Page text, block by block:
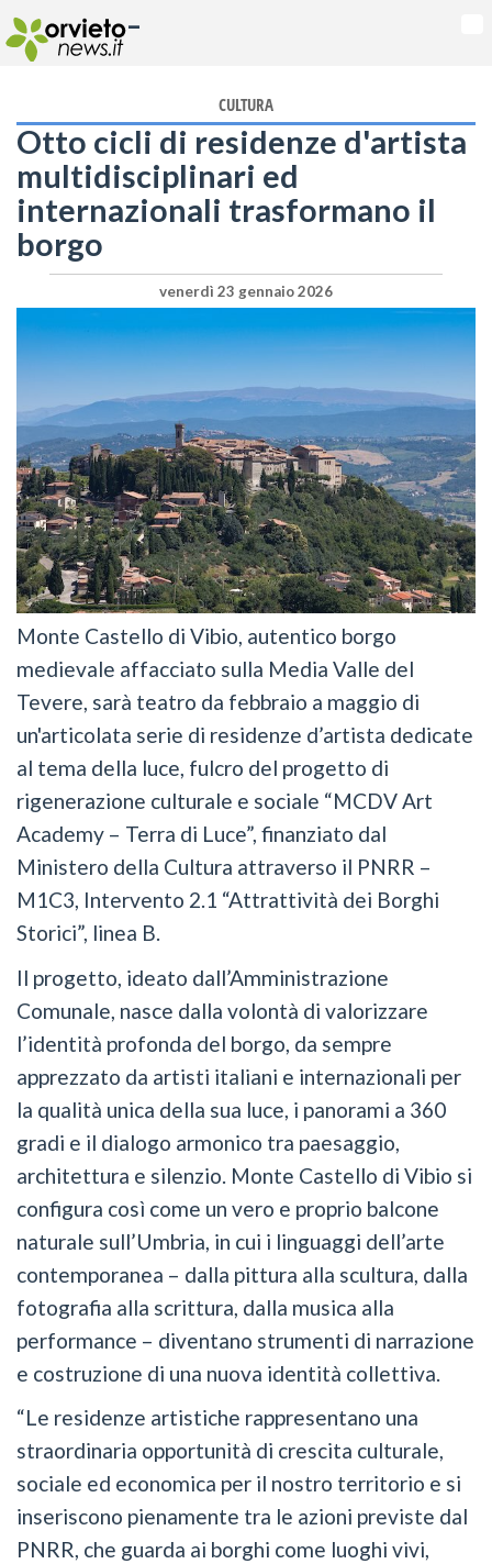
-
CULTURA
Otto cicli di residenze d'artista
multidisciplinari ed
internazionali trasformano il
borgo
venerdì 23 gennaio 2026
Monte Castello di Vibio, autentico borgo
medievale affacciato sulla Media Valle del
Tevere, sarà teatro da febbraio a maggio di
un'articolata serie di residenze d’artista dedicate
al tema della luce, fulcro del progetto di
rigenerazione culturale e sociale “MCDV Art
Academy – Terra di Luce”, finanziato dal
Ministero della Cultura attraverso il PNRR –
M1C3, Intervento 2.1 “Attrattività dei Borghi
Storici”, linea B.
Il progetto, ideato dall’Amministrazione
Comunale, nasce dalla volontà di valorizzare
l’identità profonda del borgo, da sempre
apprezzato da artisti italiani e internazionali per
la qualità unica della sua luce, i panorami a 360
gradi e il dialogo armonico tra paesaggio,
architettura e silenzio. Monte Castello di Vibio si
configura così come un vero e proprio balcone
naturale sull’Umbria, in cui i linguaggi dell’arte
contemporanea – dalla pittura alla scultura, dalla
fotografia alla scrittura, dalla musica alla
performance – diventano strumenti di narrazione
e costruzione di una nuova identità collettiva.
“Le residenze artistiche rappresentano una
straordinaria opportunità di crescita culturale,
sociale ed economica per il nostro territorio e si
inseriscono pienamente tra le azioni previste dal
PNRR, che guarda ai borghi come luoghi vivi,